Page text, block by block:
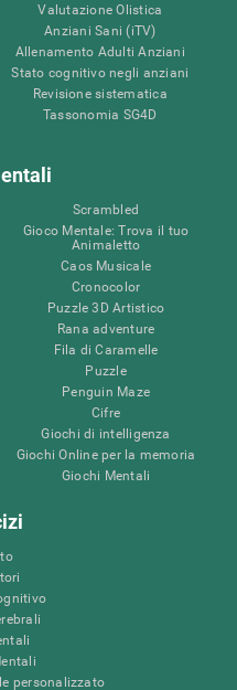
Valutazione Olistica
Anziani Sani (iTV)
Allenamento Adulti Anziani
Stato cognitivo negli anziani
Revisione sistematica
Tassonomia SG4D
Scrambled
Gioco Mentale: Trova il tuo
Animaletto
Caos Musicale
Cronocolor
Puzzle 3D Artistico
Rana adventure
Fila di Caramelle
Puzzle
Penguin Maze
Cifre
Giochi di intelligenza
Giochi Online per la memoria
Giochi Mentali
personalizzato